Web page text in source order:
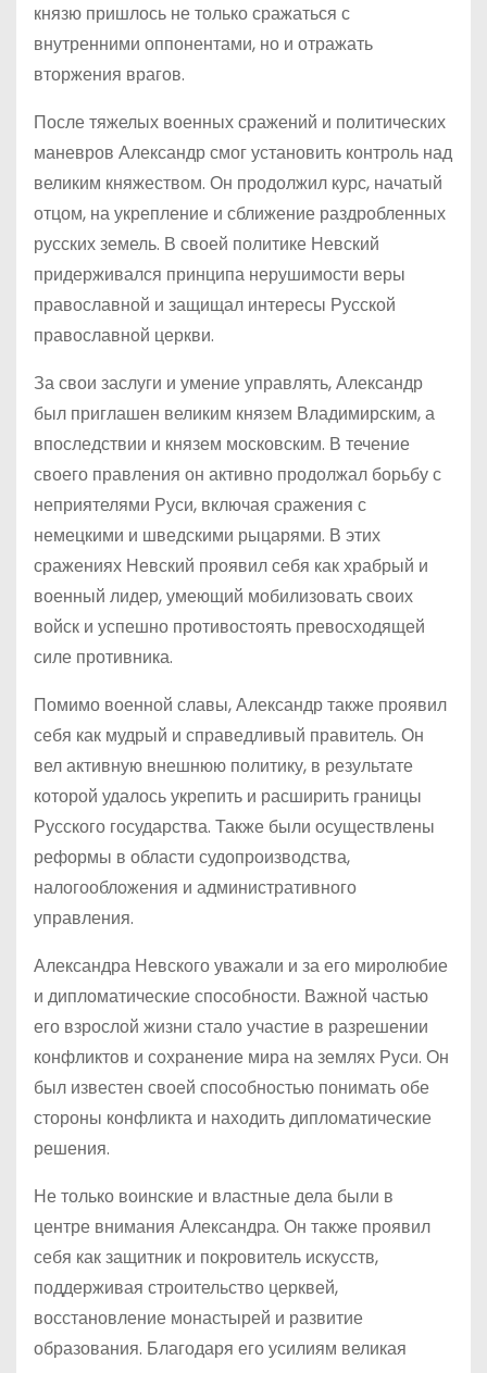
князю пришлось не только сражаться с
внутренними оппонентами, но и отражать
вторжения врагов.
После тяжелых военных сражений и политических
маневров Александр смог установить контроль над
великим княжеством. Он продолжил курс, начатый
отцом, на укрепление и сближение раздробленных
русских земель. В своей политике Невский
придерживался принципа нерушимости веры
православной и защищал интересы Русской
православной церкви.
За свои заслуги и умение управлять, Александр
был приглашен великим князем Владимирским, а
впоследствии и князем московским. В течение
своего правления он активно продолжал борьбу с
неприятелями Руси, включая сражения с
немецкими и шведскими рыцарями. В этих
сражениях Невский проявил себя как храбрый и
военный лидер, умеющий мобилизовать своих
войск и успешно противостоять превосходящей
силе противника.
Помимо военной славы, Александр также проявил
себя как мудрый и справедливый правитель. Он
вел активную внешнюю политику, в результате
которой удалось укрепить и расширить границы
Русского государства. Также были осуществлены
реформы в области судопроизводства,
налогообложения и административного
управления.
Александра Невского уважали и за его миролюбие
и дипломатические способности. Важной частью
его взрослой жизни стало участие в разрешении
конфликтов и сохранение мира на землях Руси. Он
был известен своей способностью понимать обе
стороны конфликта и находить дипломатические
решения.
Не только воинские и властные дела были в
центре внимания Александра. Он также проявил
себя как защитник и покровитель искусств,
поддерживая строительство церквей,
восстановление монастырей и развитие
образования. Благодаря его усилиям великая